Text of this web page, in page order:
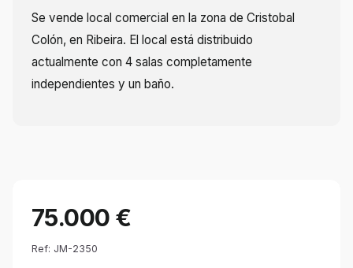
Se vende local comercial en la zona de Cristobal
Colón, en Ribeira. El local está distribuido
actualmente con 4 salas completamente
independientes y un baño.
75.000 €
Ref: JM-2350